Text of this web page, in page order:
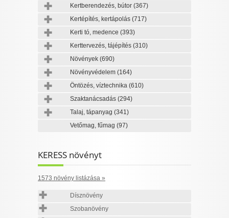
Kertberendezés, bútor (367)
Kertépítés, kertápolás (717)
Kerti tó, medence (393)
Kerttervezés, tájépítés (310)
Növények (690)
Növényvédelem (164)
Öntözés, víztechnika (610)
Szaktanácsadás (294)
Talaj, tápanyag (341)
Vetőmag, fűmag (97)
KERESS növényt
1573 növény listázása »
Dísznövény
Szobanövény